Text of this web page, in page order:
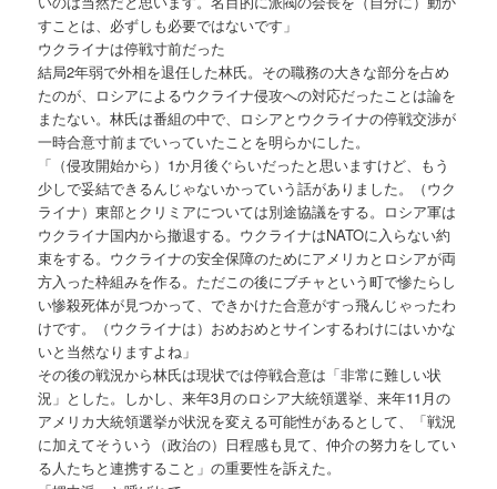
すことは、必ずしも必要ではないです」
ウクライナは停戦寸前だった
結局2年弱で外相を退任した林氏。その職務の大きな部分を占め
たのが、ロシアによるウクライナ侵攻への対応だったことは論を
またない。林氏は番組の中で、ロシアとウクライナの停戦交渉が
一時合意寸前までいっていたことを明らかにした。
「（侵攻開始から）1か月後ぐらいだったと思いますけど、もう
少しで妥結できるんじゃないかっていう話がありました。（ウク
ライナ）東部とクリミアについては別途協議をする。ロシア軍は
ウクライナ国内から撤退する。ウクライナはNATOに入らない約
束をする。ウクライナの安全保障のためにアメリカとロシアが両
方入った枠組みを作る。ただこの後にブチャという町で惨たらし
い惨殺死体が見つかって、できかけた合意がすっ飛んじゃったわ
けです。（ウクライナは）おめおめとサインするわけにはいかな
いと当然なりますよね」
その後の戦況から林氏は現状では停戦合意は「非常に難しい状
況」とした。しかし、来年3月のロシア大統領選挙、来年11月の
アメリカ大統領選挙が状況を変える可能性があるとして、「戦況
に加えてそういう（政治の）日程感も見て、仲介の努力をしてい
る人たちと連携すること」の重要性を訴えた。